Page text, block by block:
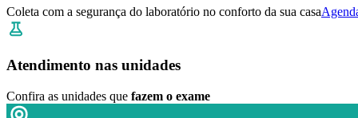
Coleta com a segurança do laboratório no conforto da sua casa
Atendimento nas unidades
Confira as unidades que fazem o exame